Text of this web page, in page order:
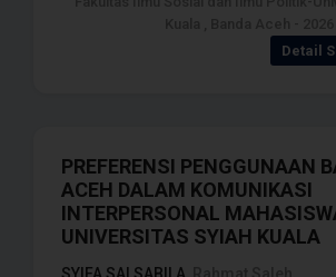
Detail
PREFERENSI PENGGUNAAN
ACEH DALAM KOMUNIKASI
INTERPERSONAL
UNIVERSITAS SYIAH KUALA